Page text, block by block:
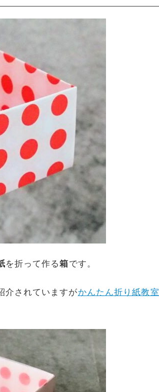
を折って作る箱です。
介されていますがかんたん折り紙教室